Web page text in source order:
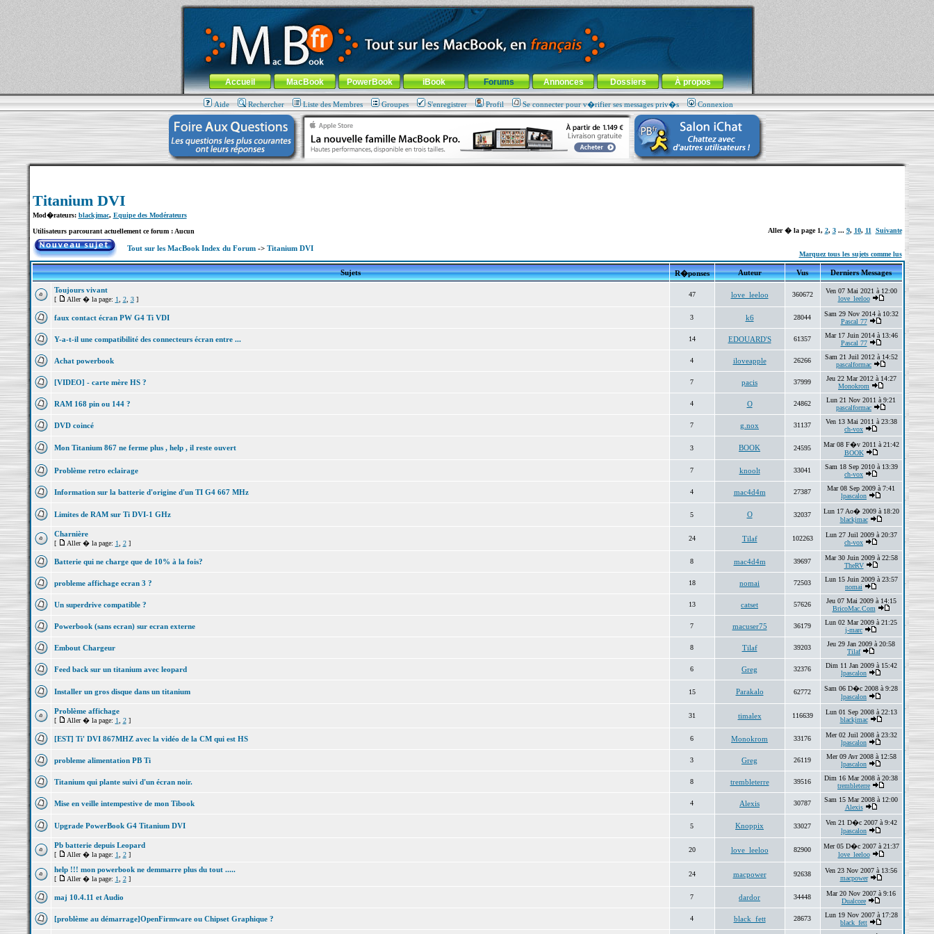
MacBook-fr.com : 100% Apple... 100% nomade !
Aller au contenu-Aller au menu général-Aller au menu de la rubrique
Menu général
Accueil MacBook PowerBook iBook Forums Annonces Dossiers À propos
Aide Rechercher Liste des Membres Groupes S'enregistrer Profil Se connecter pour v�rifier ses messages priv�s Connexion
Titanium DVI
Mod�rateurs: blackjmac, Equipe des Modérateurs
Utilisateurs parcourant actuellement ce forum : Aucun Aller � la page 1, 2, 3... 9, 10, 11 Suivante
Tout sur les MacBook Index du Forum-> Titanium DVI
Marquez tous les sujets comme lus
Sujets R�ponses Auteur Vus Derniers Messages
Toujours vivant
[ Aller � la page: 1 2, 3]
47 love_leeloo 360672
Ven 07 Mai 2021 à 12:00
love_leeloo
faux contact écran PW G4 Ti VDI 3 k6 28044
Sam 29 Nov 2014 à 10:32
Pascal 77
Y-a-t-il une compatibilité des connecteurs écran entre ... 14 EDOUARD'S 61357
Mar 17 Juin 2014 à 13:46
Pascal 77
Achat powerbook 4 iloveapple 26266
Sam 21 Juil 2012 à 14:52
pascalformac
[VIDEO] - carte mère HS ? 7 pacis 37999
Jeu 22 Mar 2012 à 14:27
Monokrom
RAM 168 pin ou 144 ? 4 O 24862
Lun 21 Nov 2011 à 9:21
pascalformac
DVD coincé 7 g.nox 31137
Ven 13 Mai 2011 à 23:38
ch-vox
Mon Titanium 867 ne ferme plus , help , il reste ouvert 3 BOOK 24595
Mar 08 F�v 2011 à 21:42
BOOK
Problème retro eclairage 7 knoolt 33041
Sam 18 Sep 2010 à 13:39
ch-vox
Information sur la batterie d'origine d'un TI G4 667 MHz 4 mac4d4m 27387
Mar 08 Sep 2009 à 7:41
lpascalon
Limites de RAM sur Ti DVI-1 GHz 5 O 32037
Lun 17 Ao� 2009 à 18:20
blackjmac
Charnière
[ Aller � la page: 1 2]
24 Tilaf 102263
Lun 27 Juil 2009 à 20:37
ch-vox
Batterie qui ne charge que de 10% à la fois? 8 mac4d4m 39697
Mar 30 Juin 2009 à 22:58
TheRV
probleme affichage ecran 3 ? 18 nomai 72503
Lun 15 Juin 2009 à 23:57
nomai
Un superdrive compatible ? 13 catset 57626
Jeu 07 Mai 2009 à 14:15
BricoMac.Com
Powerbook (sans ecran) sur ecran externe 7 macuser75 36179
Lun 02 Mar 2009 à 21:25
j-marc
Embout Chargeur 8 Tilaf 39203
Jeu 29 Jan 2009 à 20:58
Tilaf
Feed back sur un titanium avec leopard 6 Greg 32376
Dim 11 Jan 2009 à 15:42
lpascalon
Installer un gros disque dans un titanium 15 Parakalo 62772
Sam 06 D�c 2008 à 9:28
lpascalon
Problème affichage
[ Aller � la page: 1 2]
31 timalex 116639
Lun 01 Sep 2008 à 22:13
blackjmac
[EST] Ti' DVI 867MHZ avec la vidéo de la CM qui est HS 6 Monokrom 33176
Mer 02 Juil 2008 à 23:32
lpascalon
probleme alimentation PB Ti 3 Greg 26119
Mer 09 Avr 2008 à 12:58
lpascalon
Titanium qui plante suivi d'un écran noir. 8 trembleterre 39516
Dim 16 Mar 2008 à 20:38
trembleterre
Mise en veille intempestive de mon Tibook 4 Alexis 30787
Sam 15 Mar 2008 à 12:00
Alexis
Upgrade PowerBook G4 Titanium DVI 5 Knoppix 33027
Ven 21 D�c 2007 à 9:42
lpascalon
Pb batterie depuis Leopard
[ Aller � la page: 1 2]
20 love_leeloo 82900
Mer 05 D�c 2007 à 21:37
love_leeloo
help !!! mon powerbook ne demmarre plus du tout .....
[ Aller � la page: 1 2]
24 macpower 92638
Ven 23 Nov 2007 à 13:56
macpower
maj 10.4.11 et Audio 7 dardor 34448
Mar 20 Nov 2007 à 9:16
Dualcore
[problème au démarrage]OpenFirmware ou Chipset Graphique ? 4 black_fett 28673
Lun 19 Nov 2007 à 17:28
black_fett